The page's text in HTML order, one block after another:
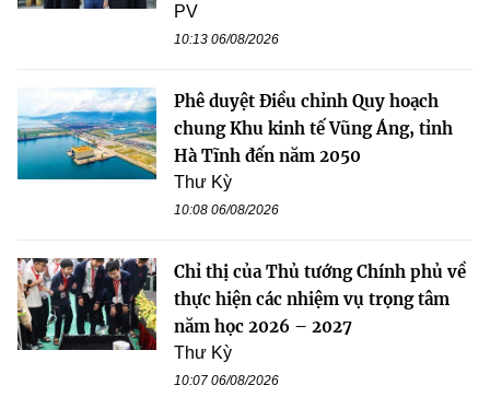
PV
10:13 06/08/2026
Phê duyệt Điều chỉnh Quy hoạch
chung Khu kinh tế Vũng Áng, tỉnh
Hà Tĩnh đến năm 2050
Thư Kỳ
10:08 06/08/2026
Chỉ thị của Thủ tướng Chính phủ về
thực hiện các nhiệm vụ trọng tâm
năm học 2026 – 2027
Thư Kỳ
10:07 06/08/2026